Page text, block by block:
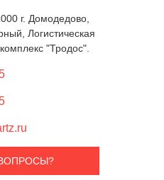
г. Домодедово
Логистическая
"Тродос".